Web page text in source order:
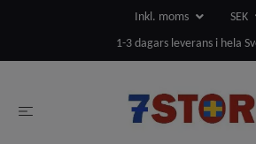
Inkl. moms
SEK
1-3 dagars leverans i hela